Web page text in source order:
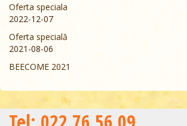
Oferta speciala
2022-12-07
Oferta specială
2021-08-06
BEECOME 2021